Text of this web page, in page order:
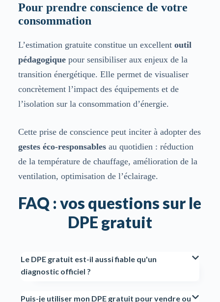
Pour prendre conscience de votre
consommation
L’estimation gratuite constitue un excellent outil
pédagogiquepour sensibiliser aux enjeux de la
transition énergétique. Elle permet de visualiser
concrètement l’impact des équipements et de
l’isolation sur la consommation d’énergie.
Cette prise de conscience peut inciter à adopter des
gestes éco-responsablesau quotidien : réduction
de la température de chauffage, amélioration de la
ventilation, optimisation de l’éclairage.
FAQ : vos questions sur le
DPE gratuit
Le DPE gratuit est-il aussi fiable qu'un
diagnostic officiel ?
Puis-je utiliser mon DPE gratuit pour vendre ou